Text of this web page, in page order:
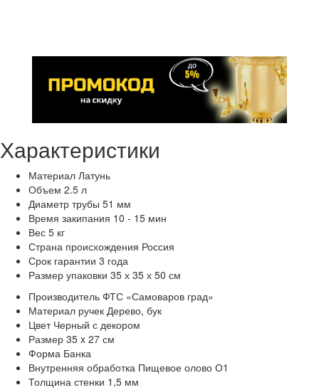
Характеристики
Материал Латунь
Объем 2.5 л
Диаметр трубы 51 мм
Время закипания 10 - 15 мин
Вес 5 кг
Страна происхождения Россия
Срок гарантии 3 года
Размер упаковки 35 х 35 х 50 см
Производитель ФТС «Самоваров град»
Материал ручек Дерево, бук
Цвет Черный с декором
Размер 35 x 27 см
Форма Банка
Внутренняя обработка Пищевое олово О1
Толщина стенки 1,5 мм